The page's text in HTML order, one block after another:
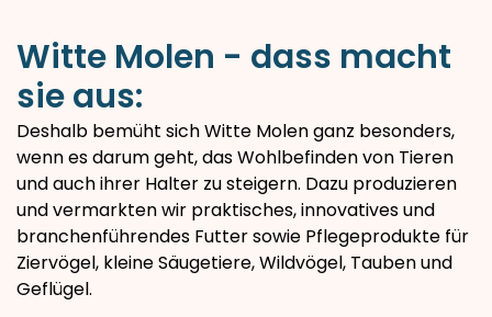
Witte Molen - dass macht
sie aus:
Deshalb bemüht sich Witte Molen ganz besonders,
wenn es darum geht, das Wohlbefinden von Tieren
und auch ihrer Halter zu steigern. Dazu produzieren
und vermarkten wir praktisches, innovatives und
branchenführendes Futter sowie Pflegeprodukte für
Ziervögel, kleine Säugetiere, Wildvögel, Tauben und
Geflügel.